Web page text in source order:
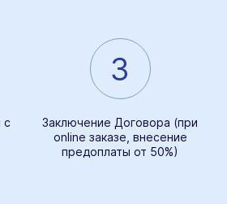
с
3
Заключение Договора (при
online заказе, внесение
предоплаты от 50%)